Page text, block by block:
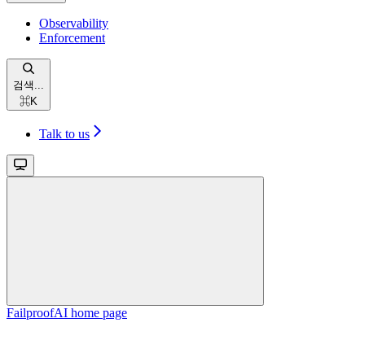
Observability
Enforcement
검색...
⌘K
Talk to us
FailproofAI home page